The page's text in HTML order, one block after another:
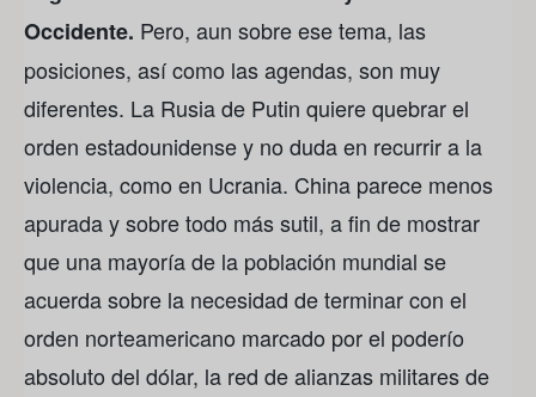
Occidente. Pero, aun sobre ese tema, las
posiciones, así como las agendas, son muy
diferentes. La Rusia de Putin quiere quebrar el
orden estadounidense y no duda en recurrir a la
violencia, como en Ucrania. China parece menos
apurada y sobre todo más sutil, a fin de mostrar
que una mayoría de la población mundial se
acuerda sobre la necesidad de terminar con el
orden norteamericano marcado por el poderío
absoluto del dólar, la red de alianzas militares de